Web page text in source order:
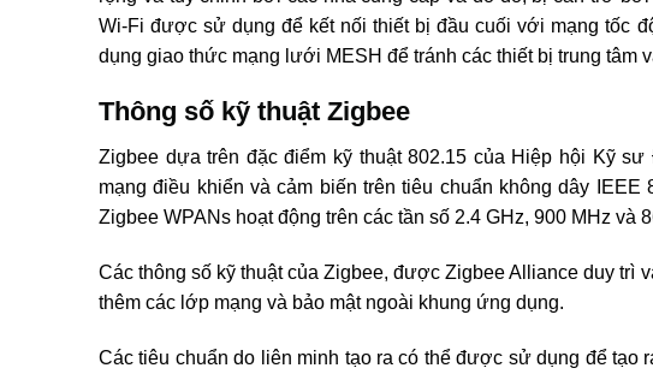
Wi-Fi được sử dụng để kết nối thiết bị đầu cuối với mạng tốc
dụng giao thức mạng lưới MESH để tránh các thiết bị trung tâm
Thông số kỹ thuật Zigbee
Zigbee dựa trên đặc điểm kỹ thuật 802.15 của Hiệp hội Kỹ
mạng điều khiển và cảm biến trên tiêu chuẩn không dây
Zigbee WPANs hoạt động trên các tần số 2.4 GHz, 900 MHz và
Các thông số kỹ thuật của Zigbee, được Zigbee Alliance duy trì
thêm các lớp mạng và bảo mật ngoài khung ứng dụng.
Các tiêu chuẩn do liên minh tạo ra có thể được sử dụng để